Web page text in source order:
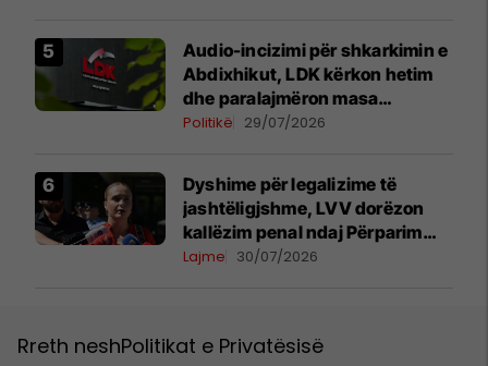
Audio-incizimi për shkarkimin e
Abdixhikut, LDK kërkon hetim
dhe paralajmëron masa
disiplinore
Politikë 29/07/2026
Dyshime për legalizime të
jashtëligjshme, LVV dorëzon
kallëzim penal ndaj Përparim
Ramës dhe zyrtarëve të
Lajme 30/07/2026
Rreth neshPolitikat e Privatësisë